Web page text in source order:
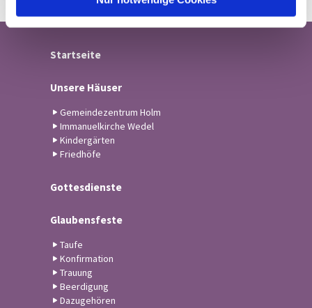
Startseite
Unsere Häuser
Gemeindezentrum Holm
Immanuelkirche Wedel
Kindergärten
Friedhöfe
Gottesdienste
Glaubensfeste
Taufe
Konfirmation
Trauung
Beerdigung
Dazugehören